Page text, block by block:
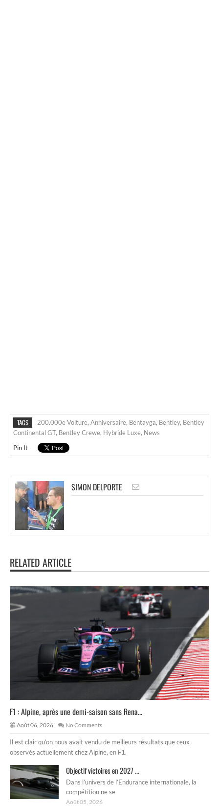
TAGS 200.000e Voiture, Anniversaire, Bentayga, Bentley, Bentley
Continental GT, Bentley Crewe, Hybride Luxe, News
Pin It
SIMON DELPORTE
RELATED ARTICLE
F1 : Alpine, après une demi-saison sans Rena...
Août 06, 2026 No Comments
Il est clair qu’on nous avait vendu de meilleurs résultats que ceux
observés actuellement chez Alpine, en F1.
Objectif victoires en 2027 ...
Dans l’univers de l’Endurance internationale, la
compétition ne se
Août 05, 2026